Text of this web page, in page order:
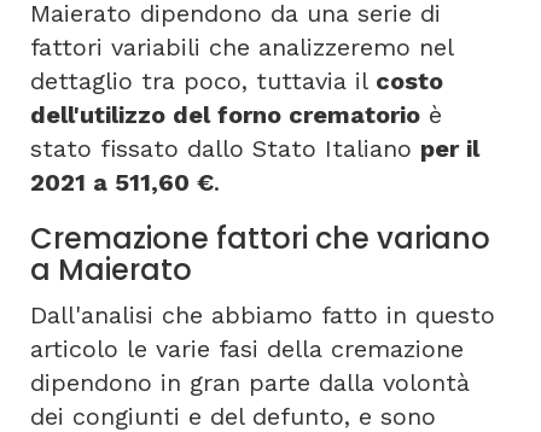
Maierato dipendono da una serie di
fattori variabili che analizzeremo nel
dettaglio tra poco, tuttavia il costo
dell'utilizzo del forno crematorio è
stato fissato dallo Stato Italiano per il
2021 a 511,60 €.
Cremazione fattori che variano
a Maierato
Dall'analisi che abbiamo fatto in questo
articolo le varie fasi della cremazione
dipendono in gran parte dalla volontà
dei congiunti e del defunto, e sono